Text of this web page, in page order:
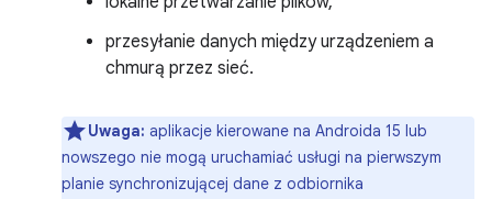
przesyłanie danych między urządzeniem a
chmurą przez sieć.
Uwaga: aplikacje kierowane na Androida 15 lub
nowszego nie mogą uruchamiać usługi na pierwszym
planie synchronizującej dane z odbiornika